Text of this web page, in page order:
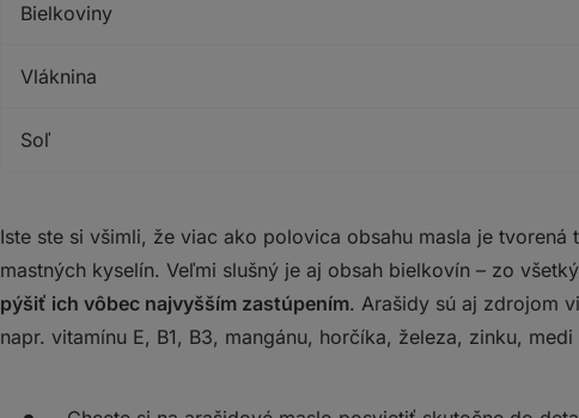
Bielkoviny
Vláknina
Soľ
Iste ste si všimli, že viac ako polovica obsahu masla je
mastných kyselín. Veľmi slušný je aj obsah bielkovín – zo
pýšiť ich vôbec najvyšším zastúpením. Arašidy sú aj zdrojom
napr. vitamínu E, B1, B3, mangánu, horčíka, železa, zinku,